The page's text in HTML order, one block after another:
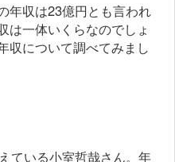
年収は23億円とも言われ
は一体いくらなのでしょ
収について調べてみまし
ている小室哲哉さん。年